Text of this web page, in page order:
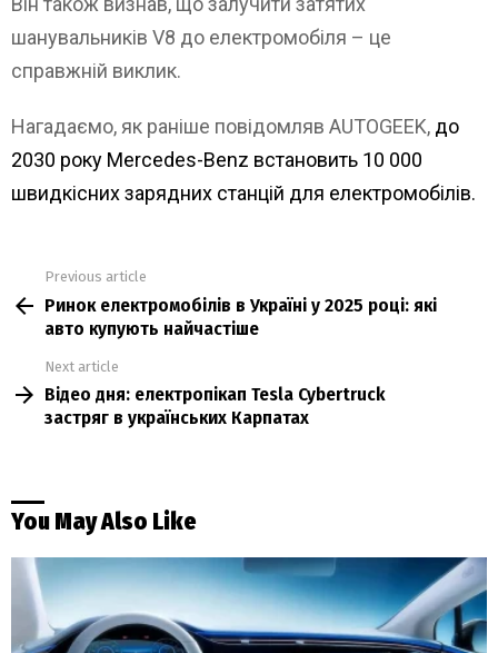
шанувальників V8 до електромобіля – це
справжній виклик.
Нагадаємо, як раніше повідомляв AUTOGEEK, до
2030 року Mercedes-Benz встановить 10 000
швидкісних зарядних станцій для електромобілів.
more
Previous article
Ринок електромобілів в Україні у 2025 році: які
авто купують найчастіше
Next article
Відео дня: електропікап Tesla Cybertruck
застряг в українських Карпатах
You May Also Like